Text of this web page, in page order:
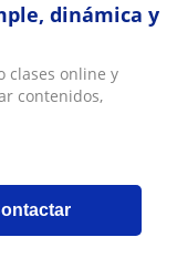
dinámica y
clases online y
contenidos,